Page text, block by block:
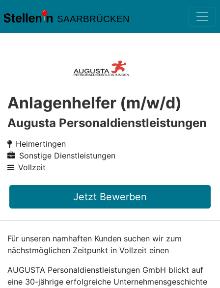
SAARBRÜCKEN
Anlagenhelfer (m/w/d)
Augusta Personaldienstleistungen
Heimertingen
Sonstige Dienstleistungen
Vollzeit
Jetzt Bewerben
Für unseren namhaften Kunden suchen wir zum
nächstmöglichen Zeitpunkt in Vollzeit einen
AUGUSTA Personaldienstleistungen GmbH blickt auf
eine 30-jährige erfolgreiche Unternehmensgeschichte